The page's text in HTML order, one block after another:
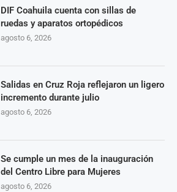
DIF Coahuila cuenta con sillas de
ruedas y aparatos ortopédicos
agosto 6, 2026
Salidas en Cruz Roja reflejaron un ligero
incremento durante julio
agosto 6, 2026
Se cumple un mes de la inauguración
del Centro Libre para Mujeres
agosto 6, 2026